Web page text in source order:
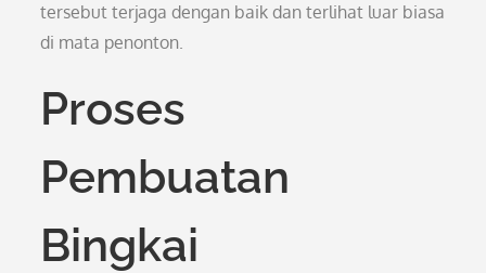
tersebut terjaga dengan baik dan terlihat luar biasa
di mata penonton.
Proses
Pembuatan
Bingkai